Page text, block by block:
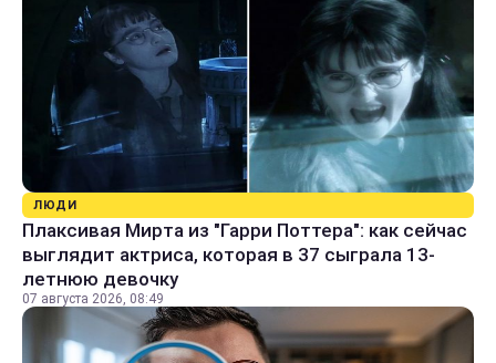
ЛЮДИ
Плаксивая Мирта из "Гарри Поттера": как сейчас
выглядит актриса, которая в 37 сыграла 13-
летнюю девочку
07 августа 2026, 08:49